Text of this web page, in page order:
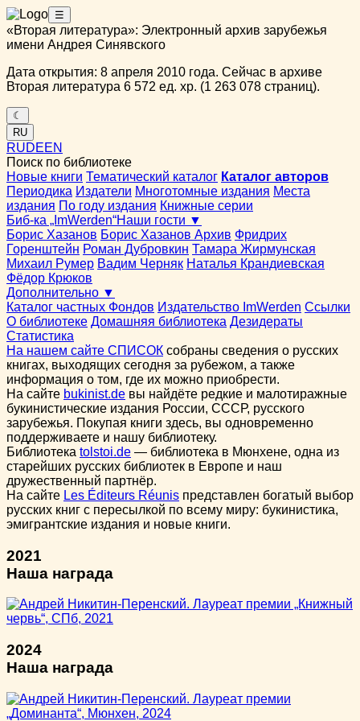
☰
«Вторая литература»: Электронный архив зарубежья
имени Андрея Синявского
Дата открытия: 8 апреля 2010 года. Сейчас в архиве
Вторая литература 6 572 ед. хр. (1 263 078 страниц).
☾
RU
RUDEEN
Поиск по библиотеке
Новые книги Тематический каталог Каталог авторов
Периодика Издатели Многотомные издания Места
издания По году издания Книжные серии
Биб-ка „ImWerden“Наши гости ▼
Борис Хазанов Борис Хазанов Архив Фридрих
Горенштейн Роман Дубровкин Тамара Жирмунская
Михаил Румер Вадим Черняк Наталья Крандиевская
Фёдор Крюков
Дополнительно ▼
Каталог частных Фондов Издательство ImWerden Ссылки
О библиотеке Домашняя библиотека Дезидераты
Статистика
На нашем сайте СПИСОК собраны сведения о русских
книгах, выходящих сегодня за рубежом, а также
информация о том, где их можно приобрести.
На сайте bukinist.de вы найдёте редкие и малотиражные
букинистические издания России, СССР, русского
зарубежья. Покупая книги здесь, вы одновременно
поддерживаете и нашу библиотеку.
Библиотека tolstoi.de — библиотека в Мюнхене, одна из
старейших русских библиотек в Европе и наш
дружественный партнёр.
На сайте Les Éditeurs Réunis представлен богатый выбор
русских книг с пересылкой по всему миру: букинистика,
эмигрантские издания и новые книги.
2021
Наша награда
2024
Наша награда